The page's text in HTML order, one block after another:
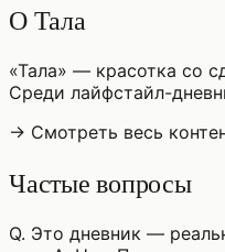
О Тала
«Тала» — красотка со
Среди лайфстайл-
→ Смотреть весь
Частые вопросы
Q. Это дневник —